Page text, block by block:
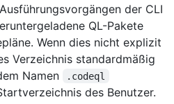
der CLI
QL-Pakete
Wenn dies nicht explizit
Verzeichnis standardmäßig
Namen
.codeql
des Benutzer.